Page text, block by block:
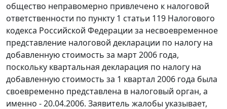
общество неправомерно привлечено к налоговой
ответственности по пункту 1 статьи 119 Налогового
кодекса Российской Федерации за несвоевременное
представление налоговой декларации по налогу на
добавленную стоимость за март 2006 года,
поскольку квартальная декларация по налогу на
добавленную стоимость за 1 квартал 2006 года была
своевременно представлена в налоговый орган, а
именно - 20.04.2006. Заявитель жалобы указывает,